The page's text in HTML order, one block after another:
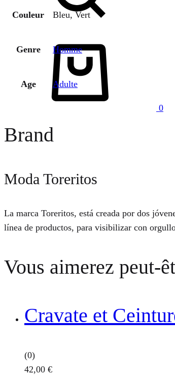
0
Couleur Bleu, Vert
Genre Homme
Age Adulte
Brand
Moda Toreritos
La marca Toreritos, está creada por dos
línea de productos, para visibilizar con
Vous aimerez peut-
Cravate et
(0)
42,00 €